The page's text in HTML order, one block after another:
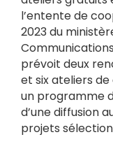
l’entente de
2023 du
prévoit deux
et six ateliers
un programme
d’une diffusion
projets